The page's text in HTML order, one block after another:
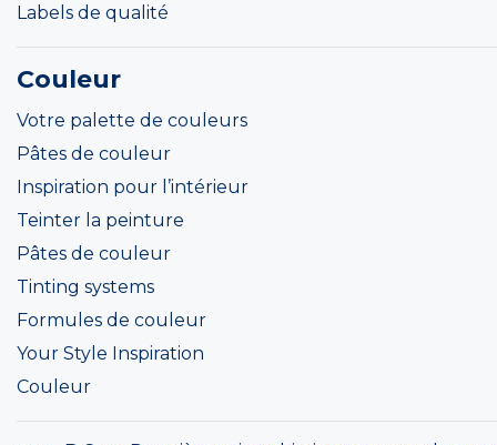
Labels de qualité
Couleur
Votre palette de couleurs
Pâtes de couleur
Inspiration pour l’intérieur
Teinter la peinture
Pâtes de couleur
Tinting systems
Formules de couleur
Your Style Inspiration
Couleur